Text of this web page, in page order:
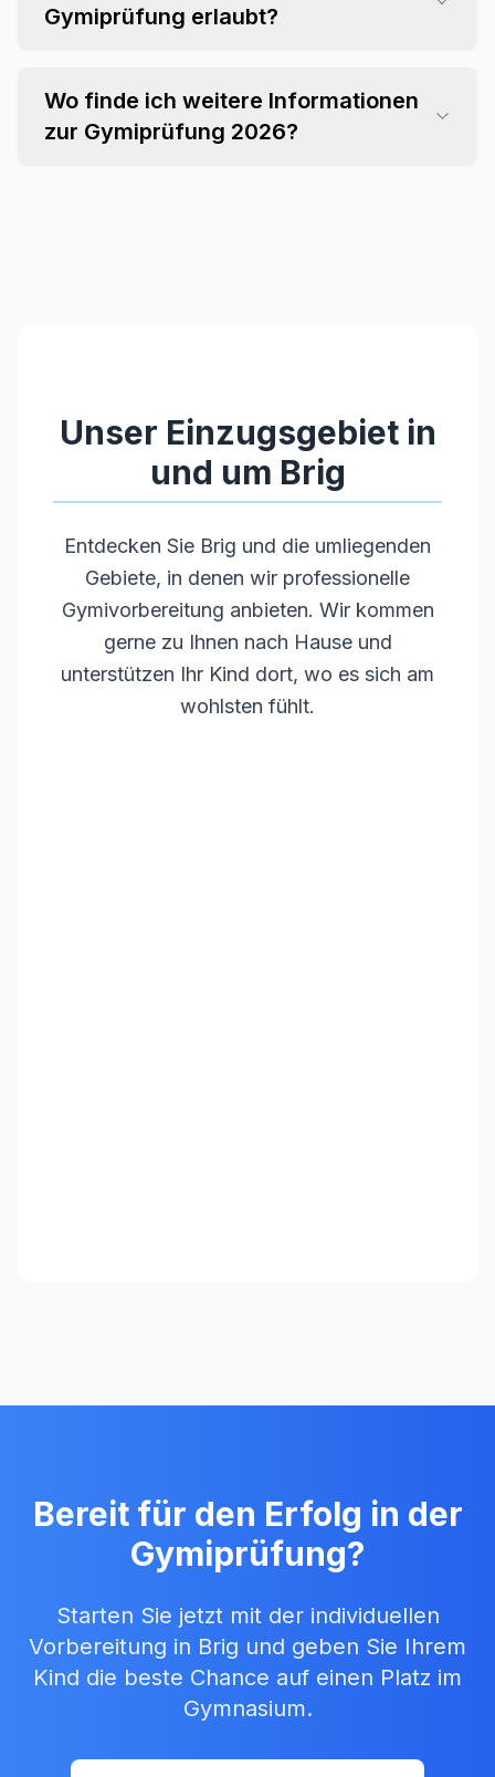
Gymiprüfung erlaubt?
Wo finde ich weitere Informationen
zur Gymiprüfung 2026?
Unser Einzugsgebiet in
und um Brig
Entdecken Sie Brig und die umliegenden
Gebiete, in denen wir professionelle
Gymivorbereitung anbieten. Wir kommen
gerne zu Ihnen nach Hause und
unterstützen Ihr Kind dort, wo es sich am
wohlsten fühlt.
Bereit für den Erfolg in der
Gymiprüfung?
Starten Sie jetzt mit der individuellen
Vorbereitung in Brig und geben Sie Ihrem
Kind die beste Chance auf einen Platz im
Gymnasium.